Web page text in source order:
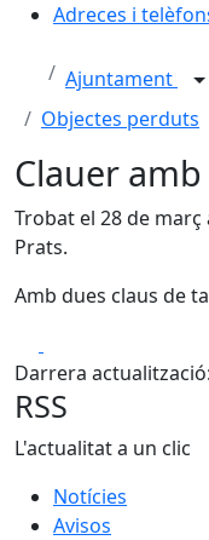
Adreces i
Ajuntament
Objectes perduts
Clauer
Trobat el 28 de març
Prats.
Amb dues claus de
Darrera
RSS
L'actualitat a un clic
Notícies
Avisos